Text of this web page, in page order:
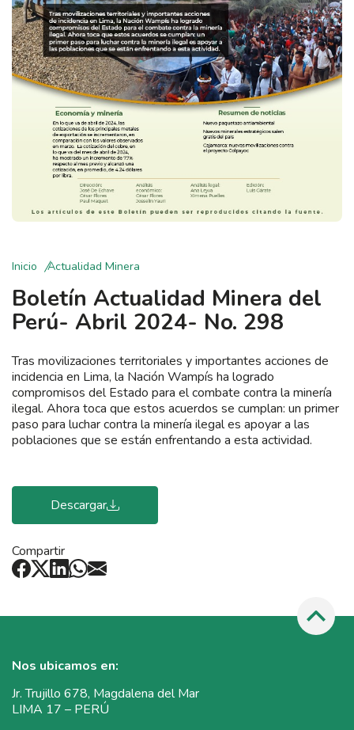
Inicio Actualidad Minera
Boletín Actualidad Minera del
Perú- Abril 2024- No. 298
Tras movilizaciones territoriales y importantes acciones de
incidencia en Lima, la Nación Wampís ha logrado
compromisos del Estado para el combate contra la minería
ilegal. Ahora toca que estos acuerdos se cumplan: un primer
paso para luchar contra la minería ilegal es apoyar a las
poblaciones que se están enfrentando a esta actividad.
Descargar
Compartir
Nos ubicamos en:
Jr. Trujillo 678, Magdalena del Mar
LIMA 17 – PERÚ